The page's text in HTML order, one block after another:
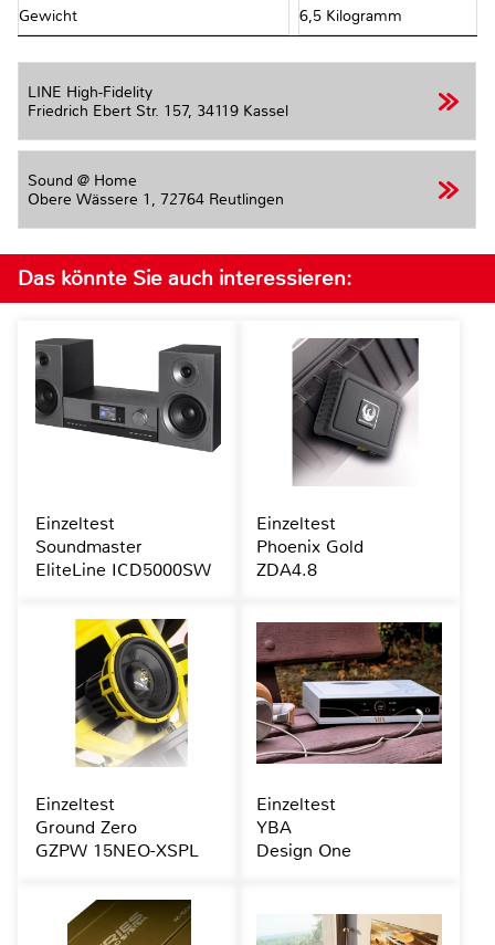
Gewicht 6,5 Kilogramm
LINE High-Fidelity
Friedrich Ebert Str. 157, 34119 Kassel
Sound @ Home
Obere Wässere 1, 72764 Reutlingen
Das könnte Sie auch interessieren:
Einzeltest
Soundmaster
EliteLine ICD5000SW
Einzeltest
Phoenix Gold
ZDA4.8
Einzeltest
Ground Zero
GZPW 15NEO-XSPL
Einzeltest
YBA
Design One